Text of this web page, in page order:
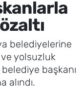
belediyelerine
yolsuzluk
başkanı
alındı.